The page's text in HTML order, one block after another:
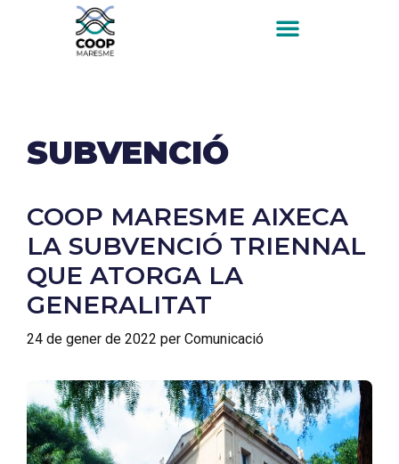
SUBVENCIÓ
COOP MARESME AIXECA
LA SUBVENCIÓ TRIENNAL
QUE ATORGA LA
GENERALITAT
24 de gener de 2022 per Comunicació